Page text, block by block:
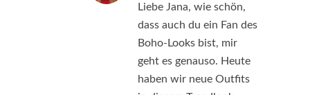
Liebe Jana, wie schön,
dass auch du ein Fan des
Boho-Looks bist, mir
geht es genauso. Heute
haben wir neue Outfits